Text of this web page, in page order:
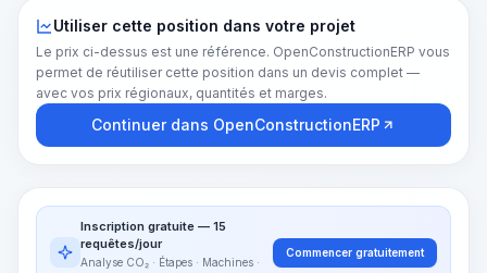
Utiliser cette position dans votre projet
Le prix ci-dessus est une référence. OpenConstructionERP vous
permet de réutiliser cette position dans un devis complet —
avec vos prix régionaux, quantités et marges.
Continuer dans OpenConstructionERP
Inscription gratuite — 15
requêtes/jour
Analyse CO₂ · Étapes · Machines ·
Commencer gratuitement